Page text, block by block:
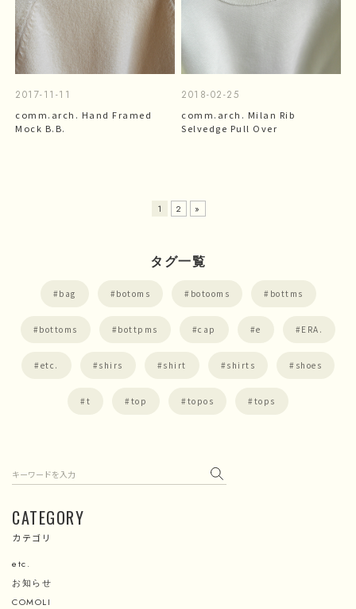
2017-11-11
comm.arch. Hand Framed
Mock B.B.
2018-02-25
comm.arch. Milan Rib
Selvedge Pull Over
1 2 »
タグ一覧
bag botoms botooms bottms
bottoms bottpms cap e ERA.
etc. shirs shirt shirts shoes
t top topos tops
CATEGORY
カテゴリ
etc.
お知らせ
COMOLI